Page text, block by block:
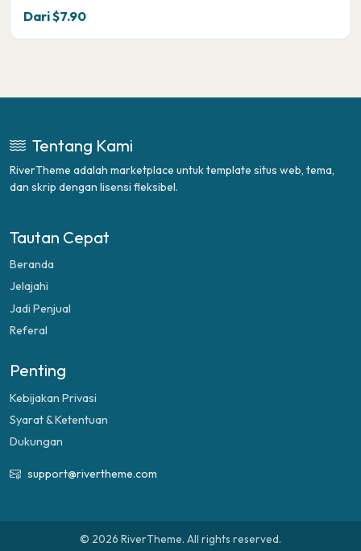
Dari $7.90
Tentang Kami
RiverTheme adalah marketplace untuk template situs web, tema,
dan skrip dengan lisensi fleksibel.
Tautan Cepat
Beranda
Jelajahi
Jadi Penjual
Referal
Penting
Kebijakan Privasi
Syarat & Ketentuan
Dukungan
support@rivertheme.com
© 2026 RiverTheme. All rights reserved.